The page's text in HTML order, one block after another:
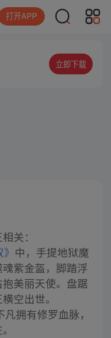
打开APP
立即下载
关：
中，手提地狱魔
紫金盔，脚踏浮
美丽天使。盘踞
空出世。
拥有修罗血脉，